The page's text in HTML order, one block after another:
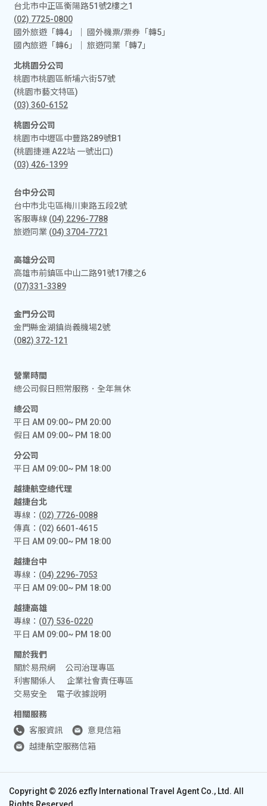
台北市中正區衡陽路51號2樓之1
(02) 7725-0800
國外旅遊「轉4」│ 國外機票/票券「轉5」
國內旅遊「轉6」│ 旅遊同業「轉7」
北桃園分公司
桃園市桃園區新埔六街57號
(桃園市藝文特區)
(03) 360-6152
桃園分公司
桃園市中壢區中豐路289號B1
(桃園捷運 A22站 一號出口)
(03) 426-1399
台中分公司
台中市北屯區梅川東路五段2號
客服專線 (04) 2296-7788
旅遊同業 (04) 3704-7721
高雄分公司
高雄市前鎮區中山二路91號17樓之6
(07)331-3389
金門分公司
金門縣金湖鎮尚義機場2號
(082) 372-121
營業時間
總公司假日照常服務．全年無休
總公司
平日 AM 09:00~ PM 20:00
假日 AM 09:00~ PM 18:00
分公司
平日 AM 09:00~ PM 18:00
越捷航空總代理
越捷台北
專線： (02) 7726-0088
傳真：(02) 6601-4615
平日 AM 09:00~ PM 18:00
越捷台中
專線： (04) 2296-7053
平日 AM 09:00~ PM 18:00
越捷高雄
專線： (07) 536-0220
平日 AM 09:00~ PM 18:00
關於我們
關於易飛網
公司治理專區
利害關係人
企業社會責任專區
交易安全
電子收據說明
相關服務
客服資訊
意見信箱
越捷航空服務信箱
Copyright © 2026 ezfly International Travel Agent Co., Ltd. All